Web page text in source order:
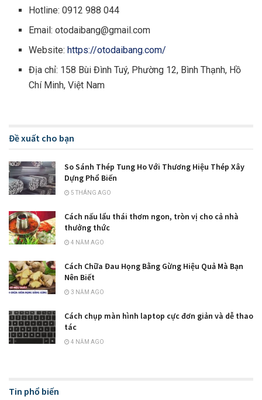
Hotline: 0912 988 044
Email:otodaibang@gmail.com
Website: https://otodaibang.com/
Địa chỉ: 158 Bùi Đình Tuý, Phường 12, Bình Thạnh, Hồ
Chí Minh, Việt Nam
Đề xuất cho bạn
So Sánh Thép Tung Ho Với Thương Hiệu Thép Xây
Dựng Phổ Biến
5 THÁNG AGO
Cách nấu lẩu thái thơm ngon, tròn vị cho cả nhà
thưởng thức
4 NĂM AGO
Cách Chữa Đau Họng Bằng Gừng Hiệu Quả Mà Bạn
Nên Biết
3 NĂM AGO
Cách chụp màn hình laptop cực đơn giản và dễ thao
tác
4 NĂM AGO
Tin phổ biến